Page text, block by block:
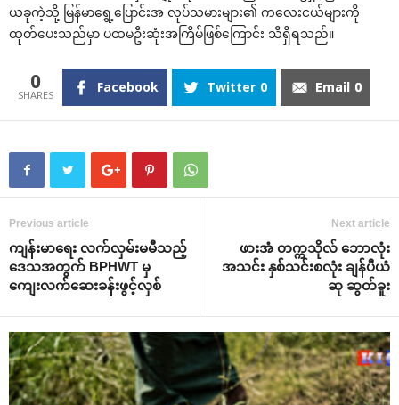
ယခုကဲ့သို့ မြန်မာ‌ရွှေ့‌ပြောင်းအ လုပ်သမားများ၏ က‌လေးငယ်များကို
ထုတ်‌ပေးသည်မှာ ပထမဦးဆုံးအကြိမ်ဖြစ်‌ကြောင်း သိရှိရသည်။
0 Facebook Twitter 0 Email 0
Previous article
ကျန်းမာ‌ရေး လက်လှမ်းမမီသည့်
‌ဒေသအတွက် BPHWT မှ
‌ကျေးလက်‌ဆေးခန်းဖွင့်လှစ်
Next article
ဖားအံ တက္ကသိုလ် ‌ဘောလုံး
အသင်း နှစ်သင်းစလုံး ချန်ပီယံ
ဆု ဆွတ်ခူး